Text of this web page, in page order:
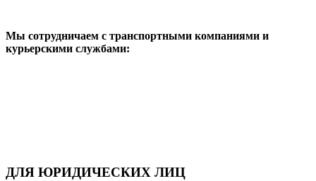
Мы сотрудничаем с транспортными компаниями и
курьерскими службами:
ДЛЯ ЮРИДИЧЕСКИХ ЛИЦ